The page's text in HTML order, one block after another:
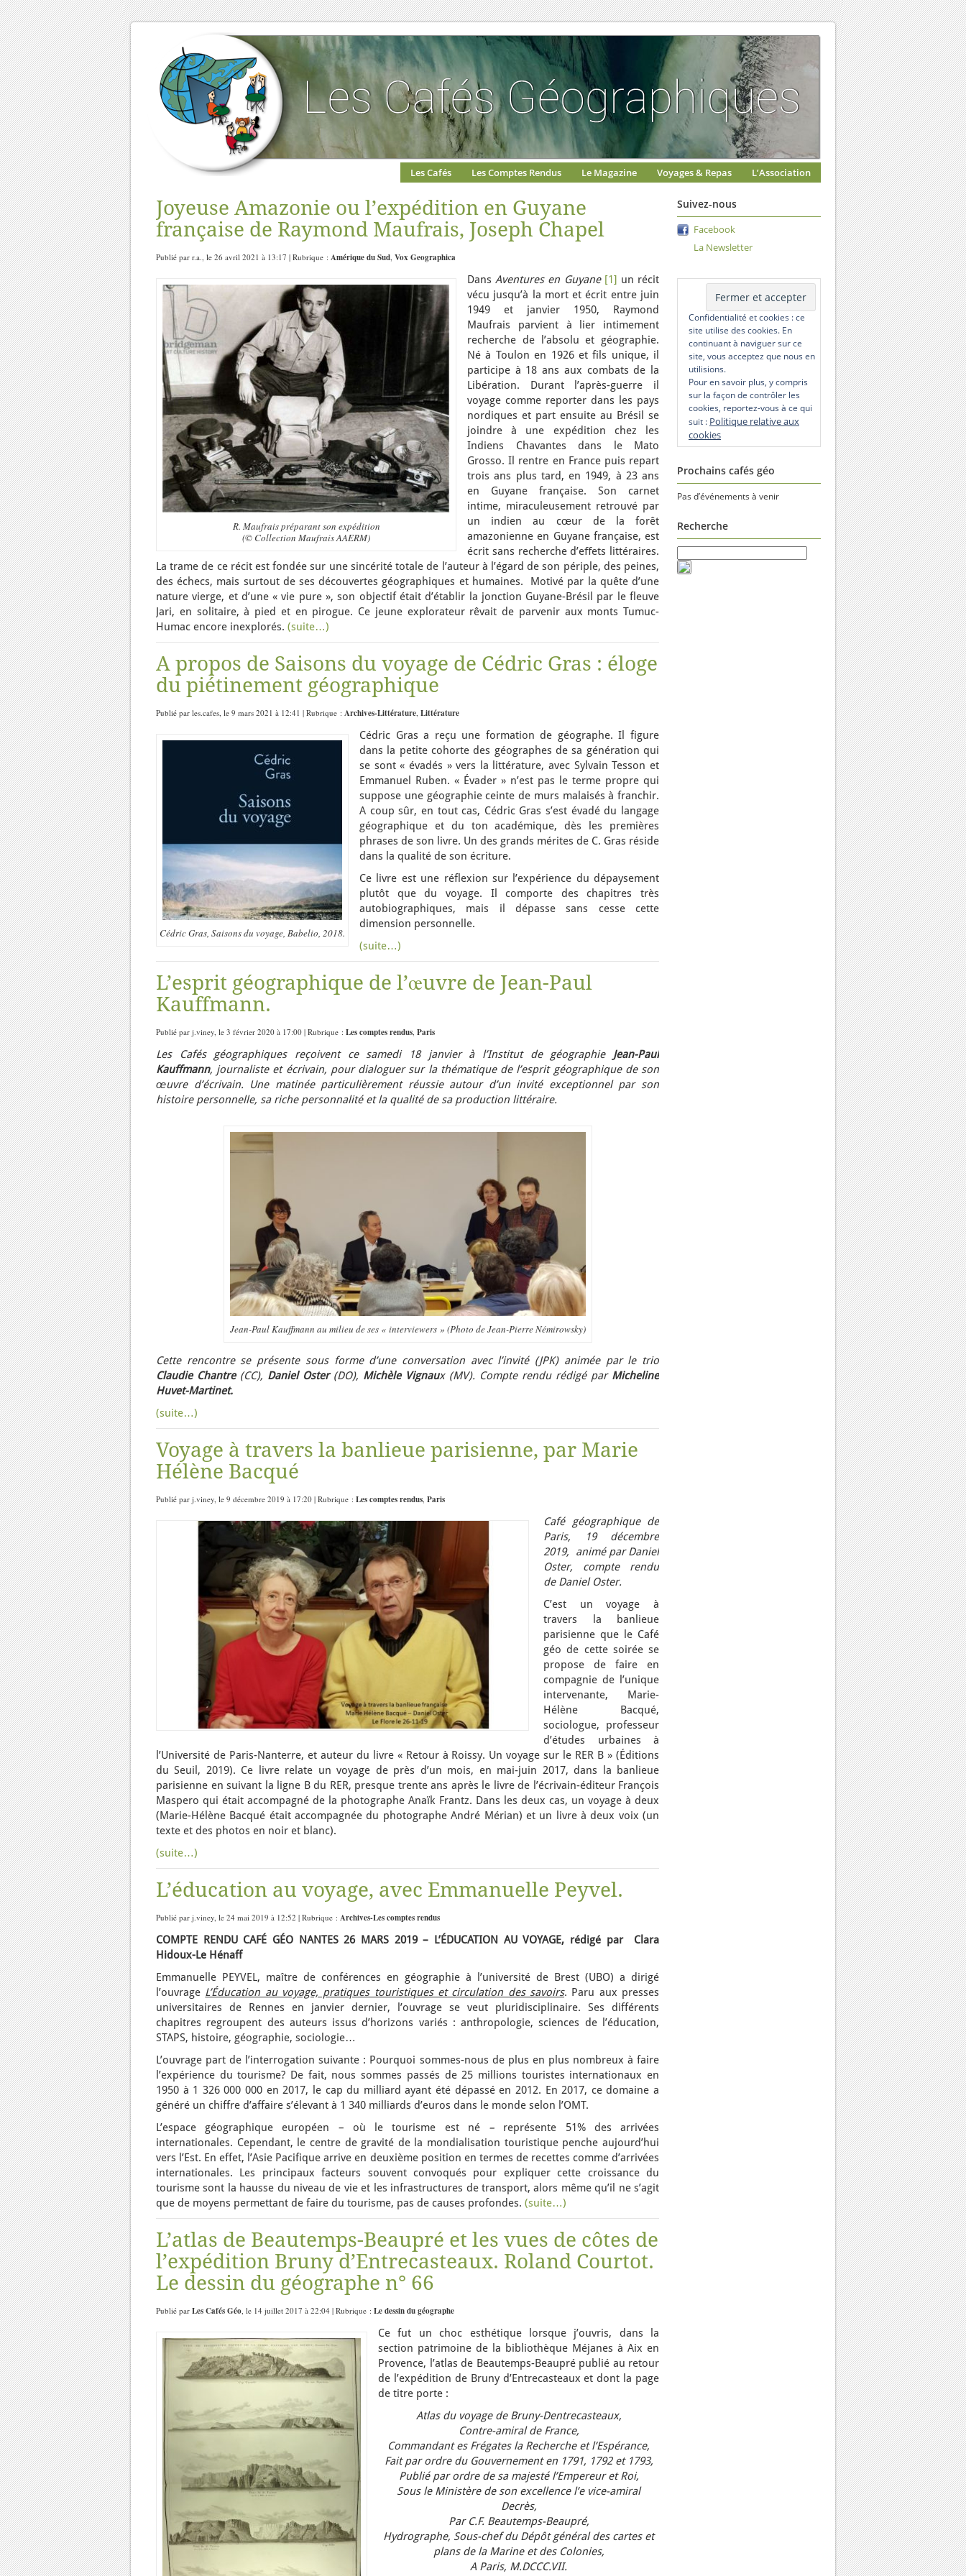
Les Cafés Les Comptes Rendus Le Magazine Voyages & Repas L’Association
Joyeuse Amazonie ou l’expédition en Guyane
française de Raymond Maufrais, Joseph Chapel
Publié par r.a., le 26 avril 2021 à 13:17 | Rubrique : Amérique du Sud, Vox Geographica
R. Maufrais préparant son expédition
(© Collection Maufrais AAERM)
DansAventures en Guyane [1] un récit
vécu jusqu’à la mort et écrit entre juin
1949 et janvier 1950, Raymond
Maufrais parvient à lier intimement
recherche de l’absolu et géographie.
Né à Toulon en 1926 et fils unique, il
participe à 18 ans aux combats de la
Libération. Durant l’après-guerre il
voyage comme reporter dans les pays
nordiques et part ensuite au Brésil se
joindre à une expédition chez les
Indiens Chavantes dans le Mato
Grosso. Il rentre en France puis repart
trois ans plus tard, en 1949, à 23 ans
en Guyane française. Son carnet
intime, miraculeusement retrouvé par
un indien au cœur de la forêt
amazonienne en Guyane française, est
écrit sans recherche d’eﬀets littéraires.
La trame de ce récit est fondée sur une sincérité totale de l’auteur à l’égard de son périple, des peines,
des échecs, mais surtout de ses découvertes géographiques et humaines. Motivé par la quête d’une
nature vierge, et d’une « vie pure », son objectif était d’établir la jonction Guyane-Brésil par le fleuve
Jari, en solitaire, à pied et en pirogue. Ce jeune explorateur rêvait de parvenir aux monts Tumuc-
Humac encore inexplorés. (suite…)
A propos de Saisons du voyage de Cédric Gras : éloge
du piétinement géographique
Publié par les.cafes, le 9 mars 2021 à 12:41 | Rubrique : Archives-Littérature, Littérature
Cédric Gras, Saisons du voyage, Babelio, 2018.
Cédric Gras a reçu une formation de géographe. Il figure
dans la petite cohorte des géographes de sa génération qui
se sont « évadés » vers la littérature, avec Sylvain Tesson et
Emmanuel Ruben. « Évader » n’est pas le terme propre qui
suppose une géographie ceinte de murs malaisés à franchir.
A coup sûr, en tout cas, Cédric Gras s’est évadé du langage
géographique et du ton académique, dès les premières
phrases de son livre. Un des grands mérites de C. Gras réside
dans la qualité de son écriture.
Ce livre est une réflexion sur l’expérience du dépaysement
plutôt que du voyage. Il comporte des chapitres très
autobiographiques, mais il dépasse sans cesse cette
dimension personnelle.
(suite…)
L’esprit géographique de l’œuvre de Jean-Paul
Kauffmann.
Publié par j.viney, le 3 février 2020 à 17:00 | Rubrique : Les comptes rendus, Paris
Les Cafés géographiques reçoivent ce samedi 18 janvier à l’Institut de géographie Jean-Paul
Kauffmann, journaliste et écrivain, pour dialoguer sur la thématique de l’esprit géographique de son
œuvre d’écrivain. Une matinée particulièrement réussie autour d’un invité exceptionnel par son
histoire personnelle, sa riche personnalité et la qualité de sa production littéraire.
Jean-Paul Kauffmann au milieu de ses « interviewers » (Photo de Jean-Pierre Némirowsky)
Cette rencontre se présente sous forme d’une conversation avec l’invité (JPK) animée par le trio
Claudie Chantre(CC), Daniel Oster(DO), Michèle Vignaux (MV). Compte rendu rédigé par Micheline
Huvet-Martinet.
(suite…)
Voyage à travers la banlieue parisienne, par Marie
Hélène Bacqué
Publié par j.viney, le 9 décembre 2019 à 17:20 | Rubrique : Les comptes rendus, Paris
Café géographique de
Paris, 19 décembre
2019, animé par Daniel
Oster, compte rendu
de Daniel Oster.
C’est un voyage à
travers la banlieue
parisienne que le Café
géo de cette soirée se
propose de faire en
compagnie de l’unique
intervenante, Marie-
Hélène Bacqué,
sociologue, professeur
d’études urbaines à
l’Université de Paris-Nanterre, et auteur du livre « Retour à Roissy. Un voyage sur le RER B » (Éditions
du Seuil, 2019). Ce livre relate un voyage de près d’un mois, en mai-juin 2017, dans la banlieue
parisienne en suivant la ligne B du RER, presque trente ans après le livre de l’écrivain-éditeur François
Maspero qui était accompagné de la photographe Anaïk Frantz. Dans les deux cas, un voyage à deux
(Marie-Hélène Bacqué était accompagnée du photographe André Mérian) et un livre à deux voix (un
texte et des photos en noir et blanc).
(suite…)
L’éducation au voyage, avec Emmanuelle Peyvel.
Publié par j.viney, le 24 mai 2019 à 12:52 | Rubrique : Archives-Les comptes rendus
COMPTE RENDU CAFÉ GÉO NANTES 26 MARS 2019 – L’ÉDUCATION AU VOYAGE, rédigé par Clara
Hidoux-Le Hénaff
Emmanuelle PEYVEL, maître de conférences en géographie à l’université de Brest (UBO) a dirigé
l’ouvrage L’Éducation au voyage, pratiques touristiques et circulation des savoirs. Paru aux presses
universitaires de Rennes en janvier dernier, l’ouvrage se veut pluridisciplinaire. Ses différents
chapitres regroupent des auteurs issus d’horizons variés : anthropologie, sciences de l’éducation,
STAPS, histoire, géographie, sociologie…
L’ouvrage part de l’interrogation suivante : Pourquoi sommes-nous de plus en plus nombreux à faire
l’expérience du tourisme? De fait, nous sommes passés de 25 millions touristes internationaux en
1950 à 1 326 000 000 en 2017, le cap du milliard ayant été dépassé en 2012. En 2017, ce domaine a
généré un chiffre d’affaire s’élevant à 1 340 milliards d’euros dans le monde selon l’OMT.
L’espace géographique européen – où le tourisme est né– représente 51% des arrivées
internationales. Cependant, le centre de gravité de la mondialisation touristique penche aujourd’hui
vers l’Est. En effet, l’Asie Pacifique arrive en deuxième position en termes de recettes comme d’arrivées
internationales. Les principaux facteurs souvent convoqués pour expliquer cette croissance du
tourisme sont la hausse du niveau de vie et les infrastructures de transport, alors même qu’il ne s’agit
que de moyens permettant de faire du tourisme, pas de causes profondes. (suite…)
L’atlas de Beautemps-Beaupré et les vues de côtes de
l’expédition Bruny d’Entrecasteaux. Roland Courtot.
Le dessin du géographe n° 66
Publié par Les Cafés Géo, le 14 juillet 2017 à 22:04 | Rubrique : Le dessin du géographe
Ce fut un choc esthétique lorsque j’ouvris, dans la
section patrimoine de la bibliothèque Méjanes à Aix en
Provence, l’atlas de Beautemps-Beaupré publié au retour
de l’expédition de Bruny d’Entrecasteaux et dont la page
de titre porte :
Atlas du voyage de Bruny-Dentrecasteaux,
Contre-amiral de France,
Commandant es Frégates la Recherche et l’Espérance,
Fait par ordre du Gouvernement en 1791, 1792 et 1793,
Publié par ordre de sa majesté l’Empereur et Roi,
Sous le Ministère de son excellence l’e vice-amiral
Decrès,
Par C.F. Beautemps-Beaupré,
Hydrographe, Sous-chef du Dépôt général des cartes et
plans de la Marine et des Colonies,
A Paris, M.DCCC.VII.
Suivez-nous
Facebook
La Newsletter
Confidentialité et cookies : ce
site utilise des cookies. En
continuant à naviguer sur ce
site, vous acceptez que nous en
utilisions.
Pour en savoir plus, y compris
sur la façon de contrôler les
cookies, reportez-vous à ce qui
suit : Politique relative aux
cookies
Prochains cafés géo
Pas d’événements à venir
Recherche